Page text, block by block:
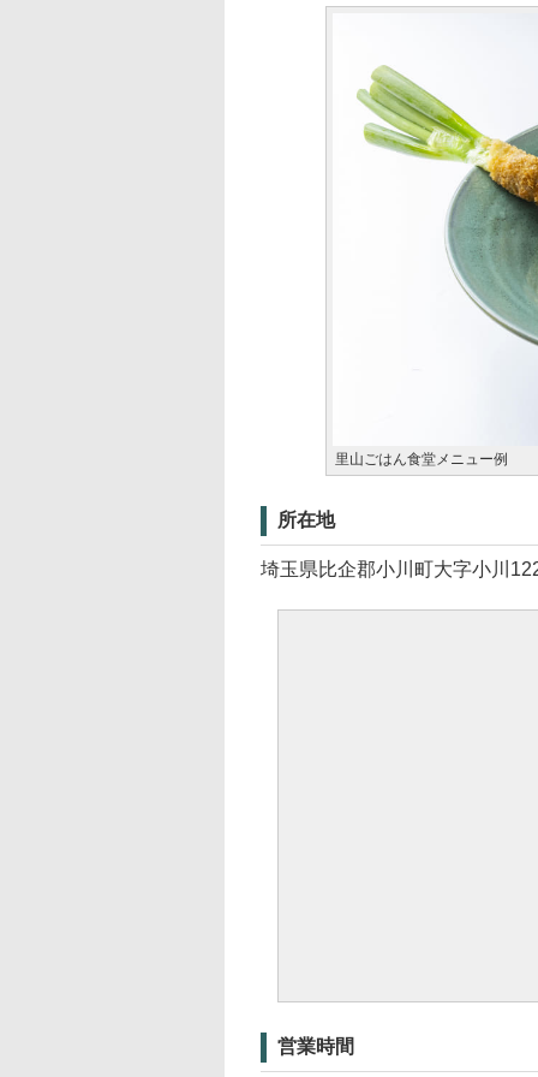
里山ごはん食堂メニュー例
所在地
埼玉県比企郡小川町大字小川
営業時間